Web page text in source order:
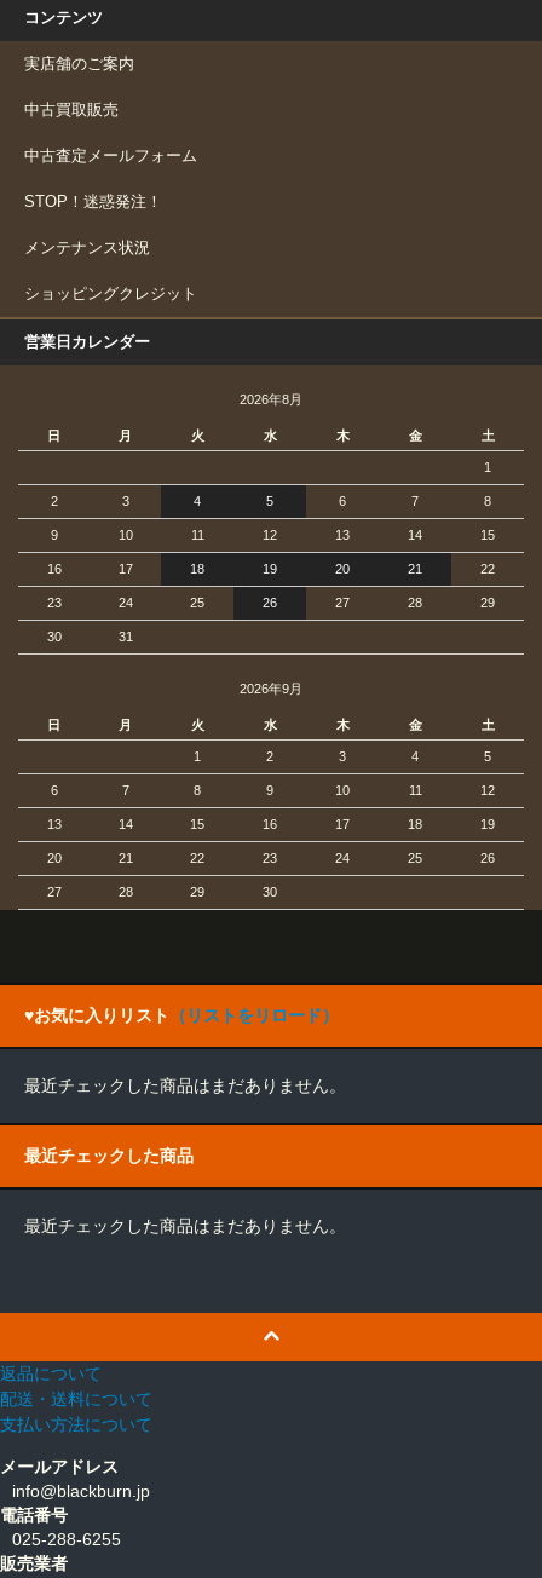
コンテンツ
実店舗のご案内
中古買取販売
中古査定メールフォーム
STOP！迷惑発注！
メンテナンス状況
ショッピングクレジット
営業日カレンダー
2026年8月
日 月 火 水 木 金 土
1
2 3 4 5 6 7 8
9 10 11 12 13 14 15
16 17 18 19 20 21 22
23 24 25 26 27 28 29
30 31
2026年9月
日 月 火 水 木 金 土
1 2 3 4 5
6 7 8 9 10 11 12
13 14 15 16 17 18 19
20 21 22 23 24 25 26
27 28 29 30
♥お気に入りリスト （リストをリロード）
最近チェックした商品はまだありません。
最近チェックした商品
最近チェックした商品はまだありません。
返品について
配送・送料について
支払い方法について
メールアドレス
info@blackburn.jp
電話番号
025-288-6255
販売業者